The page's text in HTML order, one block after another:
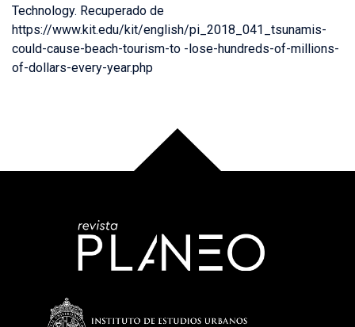
Technology. Recuperado de
https://www.kit.edu/kit/english/pi_2018_041_tsunamis-
could-cause-beach-tourism-to -lose-hundreds-of-millions-
of-dollars-every-year.php